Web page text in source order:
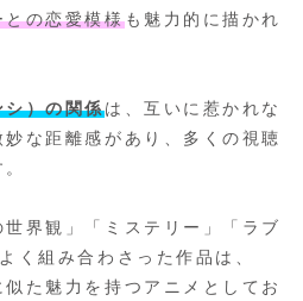
との恋愛模様も魅力的に描かれ
シ）の関係は、互いに惹かれな
な距離感があり、多くの視聴
界観」「ミステリー」「ラブ
く組み合わさった作品は、
似た魅力を持つアニメとしてお